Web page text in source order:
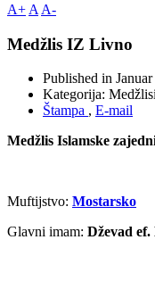
A+ A A-
Medžlis IZ Livno
Published in
Kategorija: Medžlisi
Štampa , E-mail
Medžlis Islamske
Muftijstvo: Mostarsko
Glavni imam: Dževad ef.